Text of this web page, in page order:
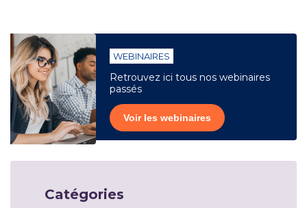
WEBINAIRES
Retrouvez ici tous nos webinaires
passés
Voir les webinaires
Catégories